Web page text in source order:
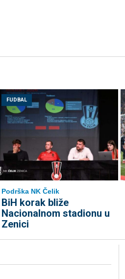
FUDBAL
Podrška NK Čelik
BiH korak bliže
Nacionalnom stadionu u
Zenici